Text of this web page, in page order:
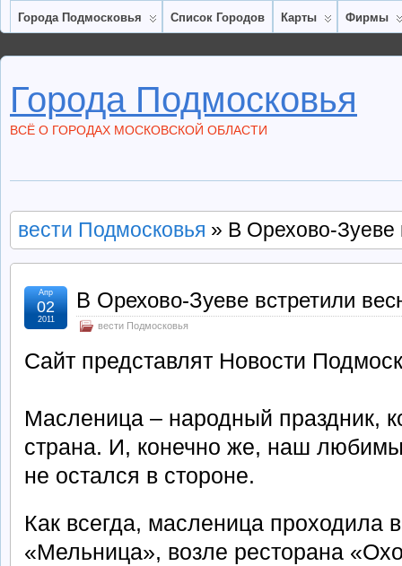
Города Подмосковья Список Городов Карты Фирмы
Города Подмосковья
ВСЁ О ГОРОДАХ МОСКОВСКОЙ ОБЛАСТИ
вести Подмосковья » В Орехово-Зуеве
В Орехово-Зуеве встретили
вести Подмосковья
Апр
02
2011
Сайт представлят Новости
Масленица – народный праздник,
страна. И, конечно же, наш
не остался в стороне.
Как всегда, масленица проходила
«Мельница», возле ресторана